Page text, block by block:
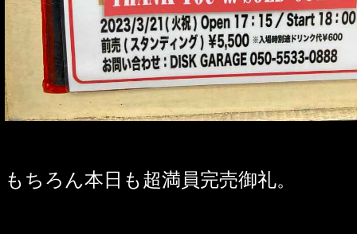
もちろん本日も超満員完売御礼。